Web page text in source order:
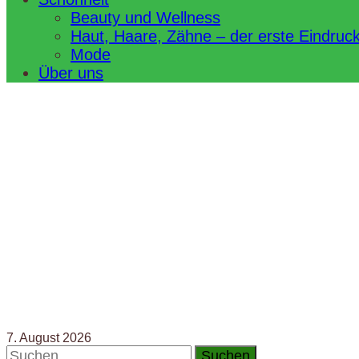
Beauty und Wellness
Haut, Haare, Zähne – der erste
Mode
Über uns
7. August 2026
Suchen